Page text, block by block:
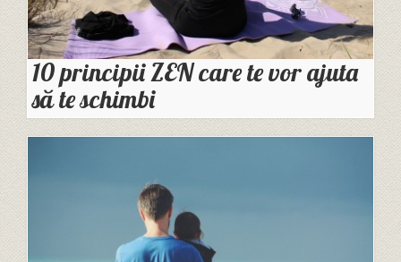
10 principii ZEN care te vor ajuta
să te schimbi